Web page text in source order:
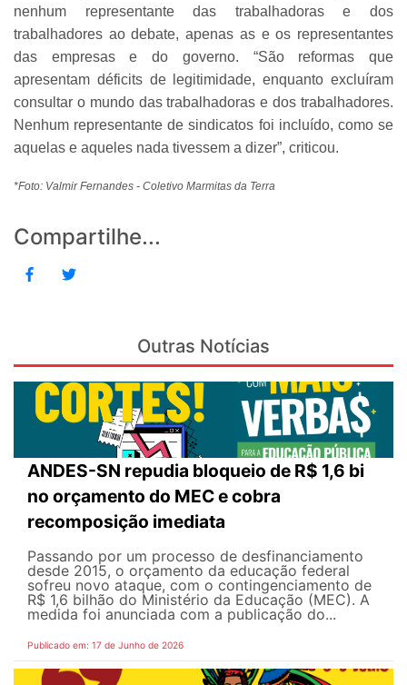
nenhum representante das trabalhadoras e dos
trabalhadores ao debate, apenas as e os representantes
das empresas e do governo. “São reformas que
apresentam déficits de legitimidade, enquanto excluíram
consultar o mundo das trabalhadoras e dos trabalhadores.
Nenhum representante de sindicatos foi incluído, como se
aquelas e aqueles nada tivessem a dizer”, criticou.
*Foto: Valmir Fernandes - Coletivo Marmitas da Terra
Compartilhe...
Outras Notícias
ANDES-SN repudia bloqueio de R$ 1,6 bi
no orçamento do MEC e cobra
recomposição imediata
Passando por um processo de desfinanciamento
desde 2015, o orçamento da educação federal
sofreu novo ataque, com o contingenciamento de
R$ 1,6 bilhão do Ministério da Educação (MEC). A
medida foi anunciada com a publicação do...
Publicado em: 17 de Junho de 2026